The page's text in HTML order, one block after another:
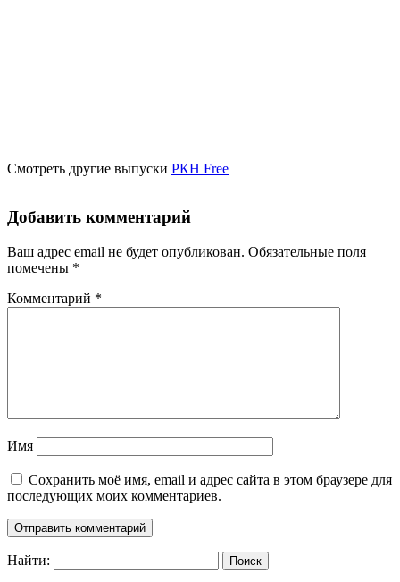
Смотреть другие выпуски РКН Free
Добавить комментарий
Ваш адрес email не будет опубликован. Обязательные поля
помечены *
Комментарий *
Имя
Сохранить моё имя, email и адрес сайта в этом браузере для
последующих моих комментариев.
Найти: